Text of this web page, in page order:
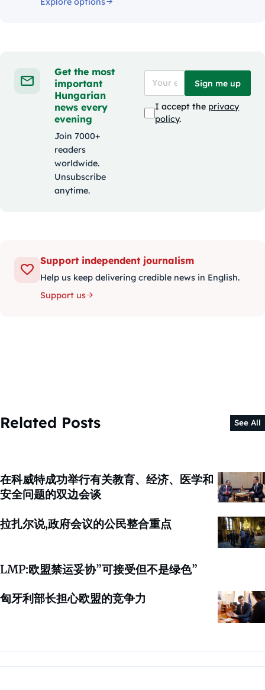
Get the most
important
Hungarian
news every
evening
Join 7000+
readers
worldwide.
Unsubscribe
anytime.
Sign me up
I accept the privacy
policy.
Support independent journalism
Help us keep delivering credible news in English.
Support us
Related Posts See All
在科威特成功举行有关教育、经济、医学和
安全问题的双边会谈
拉扎尔说,政府会议的公民整合重点
LMP:欧盟禁运妥协”可接受但不是绿色”
匈牙利部长担心欧盟的竞争力